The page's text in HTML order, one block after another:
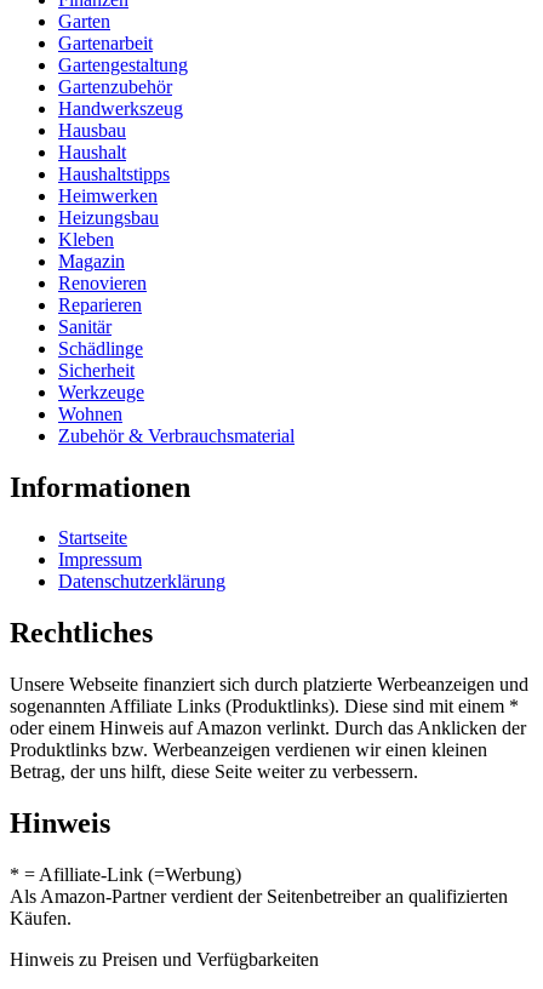
Garten
Gartenarbeit
Gartengestaltung
Gartenzubehör
Handwerkszeug
Hausbau
Haushalt
Haushaltstipps
Heimwerken
Heizungsbau
Kleben
Magazin
Renovieren
Reparieren
Sanitär
Schädlinge
Sicherheit
Werkzeuge
Wohnen
Zubehör & Verbrauchsmaterial
Informationen
Startseite
Impressum
Datenschutzerklärung
Rechtliches
Unsere Webseite finanziert sich durch platzierte Werbeanzeigen und
sogenannten Affiliate Links (Produktlinks). Diese sind mit einem *
oder einem Hinweis auf Amazon verlinkt. Durch das Anklicken der
Produktlinks bzw. Werbeanzeigen verdienen wir einen kleinen
Betrag, der uns hilft, diese Seite weiter zu verbessern.
Hinweis
* = Afilliate-Link (=Werbung)
Als Amazon-Partner verdient der Seitenbetreiber an qualifizierten
Käufen.
Hinweis zu Preisen und Verfügbarkeiten